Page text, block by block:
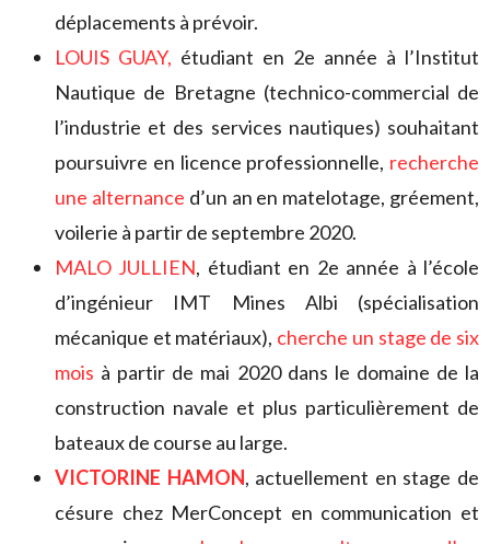
déplacements à prévoir.
LOUIS GUAY, étudiant en 2e année à l’Institut
Nautique de Bretagne (technico-commercial de
l’industrie et des services nautiques) souhaitant
poursuivre en licence professionnelle, recherche
une alternance d’un an en matelotage, gréement,
voilerie à partir de septembre 2020.
MALO JULLIEN, étudiant en 2e année à l’école
d’ingénieur IMT Mines Albi (spécialisation
mécanique et matériaux), cherche un stage de six
mois à partir de mai 2020 dans le domaine de la
construction navale et plus particulièrement de
bateaux de course au large.
VICTORINE HAMON, actuellement en stage de
césure chez MerConcept en communication et